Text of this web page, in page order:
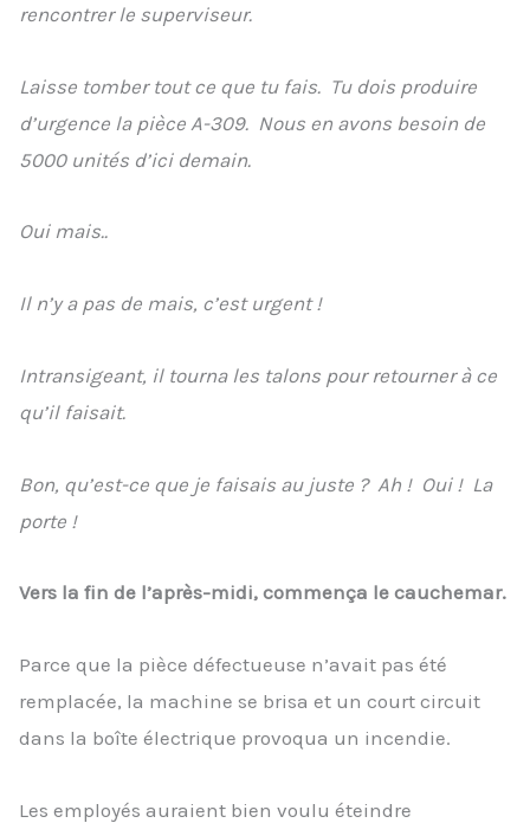
rencontrer le superviseur.
Laisse tomber tout ce que tu fais. Tu dois produire
d’urgence la pièce A-309. Nous en avons besoin de
5000 unités d’ici demain.
Oui mais..
Il n’y a pas de mais, c’est urgent !
Intransigeant, il tourna les talons pour retourner à ce
qu’il faisait.
Bon, qu’est-ce que je faisais au juste ? Ah ! Oui ! La
porte !
Vers la fin de l’après-midi, commença le cauchemar.
Parce que la pièce défectueuse n’avait pas été
remplacée, la machine se brisa et un court circuit
dans la boîte électrique provoqua un incendie.
Les employés auraient bien voulu éteindre